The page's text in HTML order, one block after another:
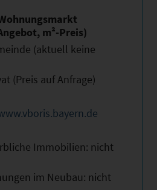
m²-Preis)
(aktuell keine
(Preis auf Anfrage)
Immobilien: nicht
im Neubau: nicht